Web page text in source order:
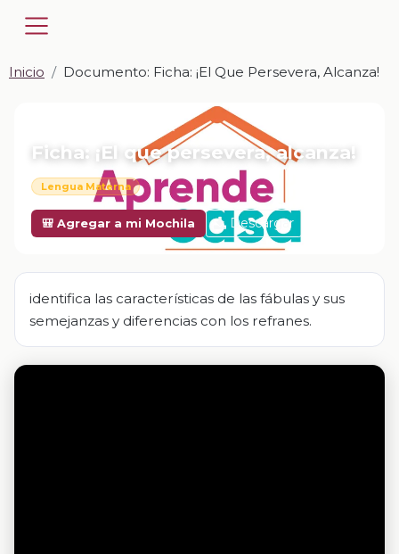
Inicio Documento: Ficha: ¡El Que Persevera, Alcanza!
📎 DOCUMENTO · DOCX
Ficha: ¡El que persevera, alcanza!
Lengua Materna
🎒 Agregar a mi Mochila Descargar
identifica las características de las fábulas y sus
semejanzas y diferencias con los refranes.